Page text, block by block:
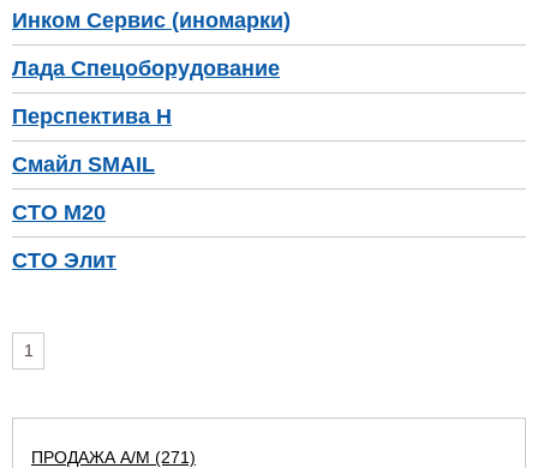
Инком Сервис (иномарки)
Лада Спецоборудование
Перспектива Н
Смайл SMAIL
СТО М20
СТО Элит
1
ПРОДАЖА А/М (271)